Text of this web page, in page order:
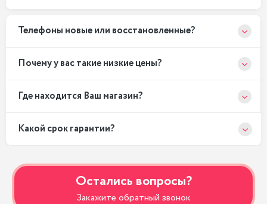
Телефоны новые или восстановленные?
Почему у вас такие низкие цены?
Где находится Ваш магазин?
Какой срок гарантии?
Остались вопросы?
Закажите обратный звонок